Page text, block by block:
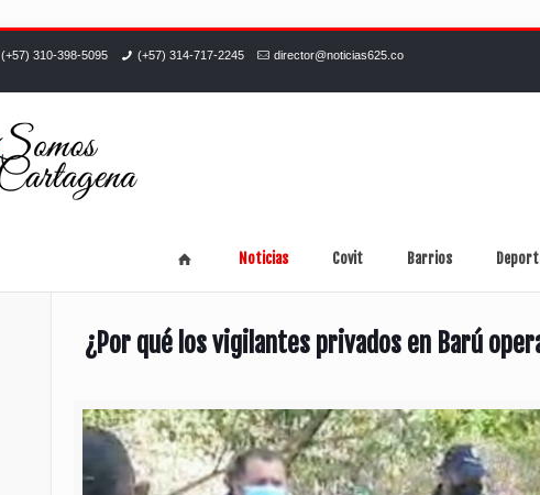
(+57) 310-398-5095 (+57) 314-717-2245 director@noticias625.co
Noticias Covit Barrios
¿Por qué los vigilantes privados en Barú